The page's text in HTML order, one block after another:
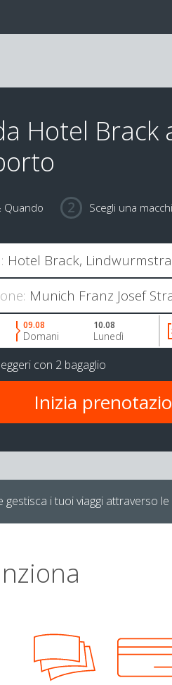
Hotel Brack
Quando Scegli una
09.08
Domani
10.08
Lunedì
con 2 bagaglio
gestisca i tuoi viaggi attraverso